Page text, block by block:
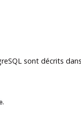
sont décrits dans
.